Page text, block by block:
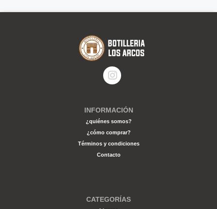
INFORMACIÓN
¿quiénes somos?
¿cómo comprar?
Términos y condiciones
Contacto
CATEGORÍAS